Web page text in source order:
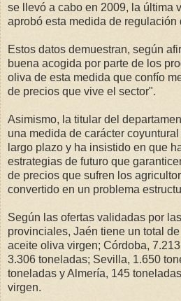
se llevó a cabo en 2009, la última
aprobó esta medida de regulación
Estos datos demuestran, según
buena acogida por parte de los
oliva de esta medida que confío
de precios que vive el sector".
Asimismo, la titular del
una medida de carácter
largo plazo y ha insistido en que
estrategias de futuro que
de precios que sufren los
convertido en un problema
Según las ofertas validadas por
provinciales, Jaén tiene un total
aceite oliva virgen; Córdoba,
3.306 toneladas; Sevilla, 1.650
toneladas y Almería, 145
virgen.